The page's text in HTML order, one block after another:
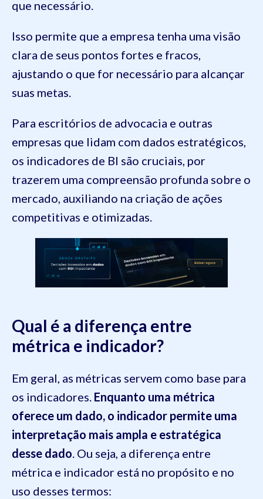
que necessário.
Isso permite que a empresa tenha uma visão
clara de seus pontos fortes e fracos,
ajustando o que for necessário para alcançar
suas metas.
Para escritórios de advocacia e outras
empresas que lidam com dados estratégicos,
os indicadores de BI são cruciais, por
trazerem uma compreensão profunda sobre o
mercado, auxiliando na criação de ações
competitivas e otimizadas.
Qual é a diferença entre
métrica e indicador?
Em geral, as métricas servem como base para
os indicadores. Enquanto uma métrica
oferece um dado, o indicador permite uma
interpretação mais ampla e estratégica
desse dado . Ou seja, a diferença entre
métrica e indicador está no propósito e no
uso desses termos: